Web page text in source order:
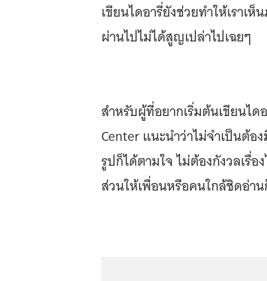
เขียนไดอารี่ยังช่วยทำให้เราเ
ผ่านไปไม่ได้สูญเปล่าไปเฉยๆ
สำหรับผู้ที่อยากเริ่มต้นเขียนไ
Center แนะนำว่าไม่จำเป็นต้อ
รูปก็ได้ตามใจ ไม่ต้องกังวลเรื่
ส่วนให้เพื่อนหรือคนใกล้ชิดอ่า